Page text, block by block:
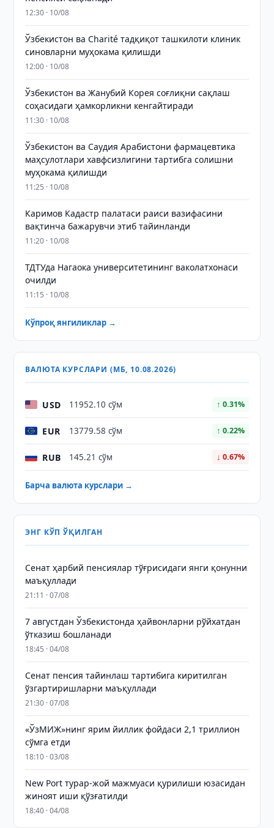
12:30 · 10/08
Ўзбекистон ва Charité тадқиқот ташкилоти клиник
синовларни муҳокама қилишди
12:00 · 10/08
Ўзбекистон ва Жанубий Корея соғлиқни сақлаш
соҳасидаги ҳамкорликни кенгайтиради
11:30 · 10/08
Ўзбекистон ва Саудия Арабистони фармацевтика
маҳсулотлари хавфсизлигини тартибга солишни
муҳокама қилишди
11:25 · 10/08
Каримов Кадастр палатаси раиси вазифасини
вақтинча бажарувчи этиб тайинланди
11:20 · 10/08
ТДТУда Нагаока университетининг ваколатхонаси
очилди
11:15 · 10/08
Кўпроқ янгиликлар →
ВАЛЮТА КУРСЛАРИ (МБ, 10.08.2026)
USD 11952.10 сўм ↑ 0.31%
EUR 13779.58 сўм ↑ 0.22%
RUB 145.21 сўм ↓ 0.67%
Барча валюта курслари →
ЭНГ КЎП ЎҚИЛГАН
Сенат ҳарбий пенсиялар тўғрисидаги янги қонунни
маъқуллади
21:11 · 07/08
7 августдан Ўзбекистонда ҳайвонларни рўйхатдан
ўтказиш бошланади
18:45 · 04/08
Сенат пенсия тайинлаш тартибига киритилган
ўзгартиришларни маъқуллади
21:30 · 07/08
«ЎзМИЖ»нинг ярим йиллик фойдаси 2,1 триллион
сўмга етди
18:10 · 03/08
New Port турар-жой мажмуаси қурилиши юзасидан
жиноят иши қўзғатилди
18:40 · 04/08